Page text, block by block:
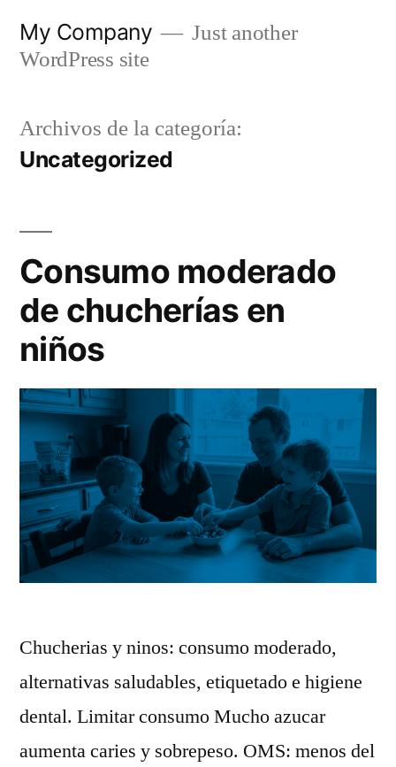
My Company
Just another
WordPress site
Archivos de la categoría:
Uncategorized
Consumo moderado
de chucherías en
niños
Chucherias y ninos: consumo moderado,
alternativas saludables, etiquetado e higiene
dental. Limitar consumo Mucho azucar
aumenta caries y sobrepeso. OMS: menos del